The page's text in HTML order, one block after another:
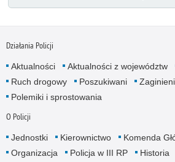
Działania Policji
Aktualności Aktualności z województw
Ruch drogowy
Poszukiwani Zaginieni
Polemiki i sprostowania
O Policji
Jednostki Kierownictwo
Komenda
Organizacja
Policja w III RP Historia